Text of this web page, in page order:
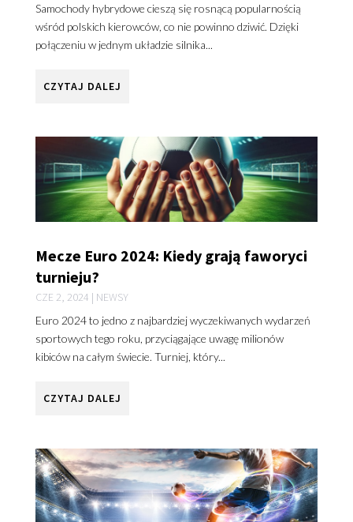
Samochody hybrydowe cieszą się rosnącą popularnością
wśród polskich kierowców, co nie powinno dziwić. Dzięki
połączeniu w jednym układzie silnika...
CZYTAJ DALEJ
Mecze Euro 2024: Kiedy grają faworyci
turnieju?
CZE 2, 2024 | NEWSY
Euro 2024 to jedno z najbardziej wyczekiwanych wydarzeń
sportowych tego roku, przyciągające uwagę milionów
kibiców na całym świecie. Turniej, który...
CZYTAJ DALEJ